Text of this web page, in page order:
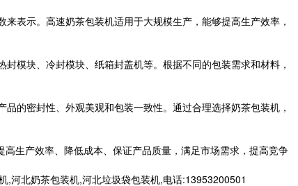
表示。高速奶茶包装机适用于大规模生产，能够提高生产效率，
模块、冷封模块、纸箱封盖机等。根据不同的包装需求和材料，
的密封性、外观美观和包装一致性。通过合理选择奶茶包装机，
生产效率、降低成本、保证产品质量，满足市场需求，提高竞争
,河北奶茶包装机,河北垃圾袋包装机,电话:13953200501